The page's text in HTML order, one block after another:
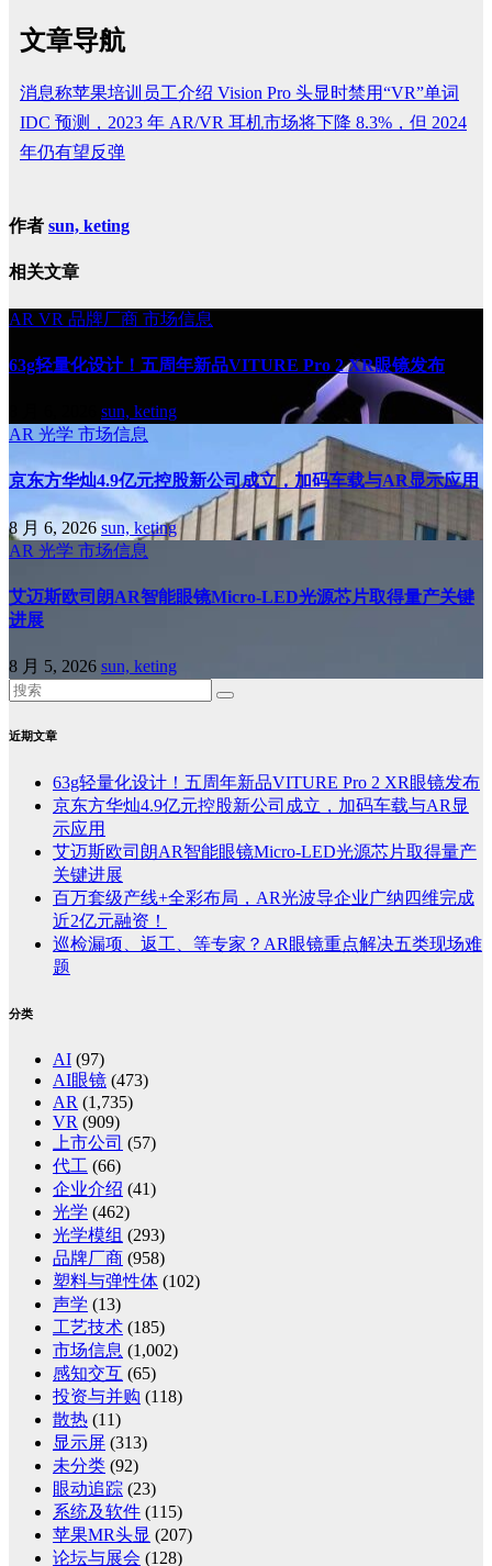
文章导航
消息称苹果培训员工介绍 Vision Pro 头显时禁用“VR”单词
IDC 预测，2023 年 AR/VR 耳机市场将下降 8.3%，但 2024
年仍有望反弹
作者 sun, keting
相关文章
AR VR 品牌厂商 市场信息
63g轻量化设计！五周年新品VITURE Pro 2 XR眼镜发布
sun, keting
AR 光学 市场信息
京东方华灿4.9亿元控股新公司成立，加码车载与AR显示应用
8 月 6, 2026 sun, keting
AR 光学 市场信息
艾迈斯欧司朗AR智能眼镜Micro-LED光源芯片取得量产关键
进展
8 月 5, 2026 sun, keting
近期文章
63g轻量化设计！五周年新品VITURE Pro 2 XR眼镜发布
京东方华灿4.9亿元控股新公司成立，加码车载与AR显
示应用
艾迈斯欧司朗AR智能眼镜Micro-LED光源芯片取得量产
关键进展
百万套级产线+全彩布局，AR光波导企业广纳四维完成
近2亿元融资！
巡检漏项、返工、等专家？AR眼镜重点解决五类现场难
题
分类
AI (97)
AI眼镜 (473)
AR (1,735)
VR (909)
上市公司 (57)
代工 (66)
企业介绍 (41)
光学 (462)
光学模组 (293)
品牌厂商 (958)
塑料与弹性体 (102)
声学 (13)
工艺技术 (185)
市场信息 (1,002)
感知交互 (65)
投资与并购 (118)
散热 (11)
显示屏 (313)
未分类 (92)
眼动追踪 (23)
系统及软件 (115)
苹果MR头显 (207)
论坛与展会 (128)